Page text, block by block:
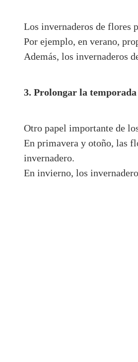
Los invernaderos de flores
Por ejemplo, en verano,
Además, los invernaderos
3. Prolongar la
Otro papel importante de
En primavera y otoño, las
invernadero.
En invierno, los